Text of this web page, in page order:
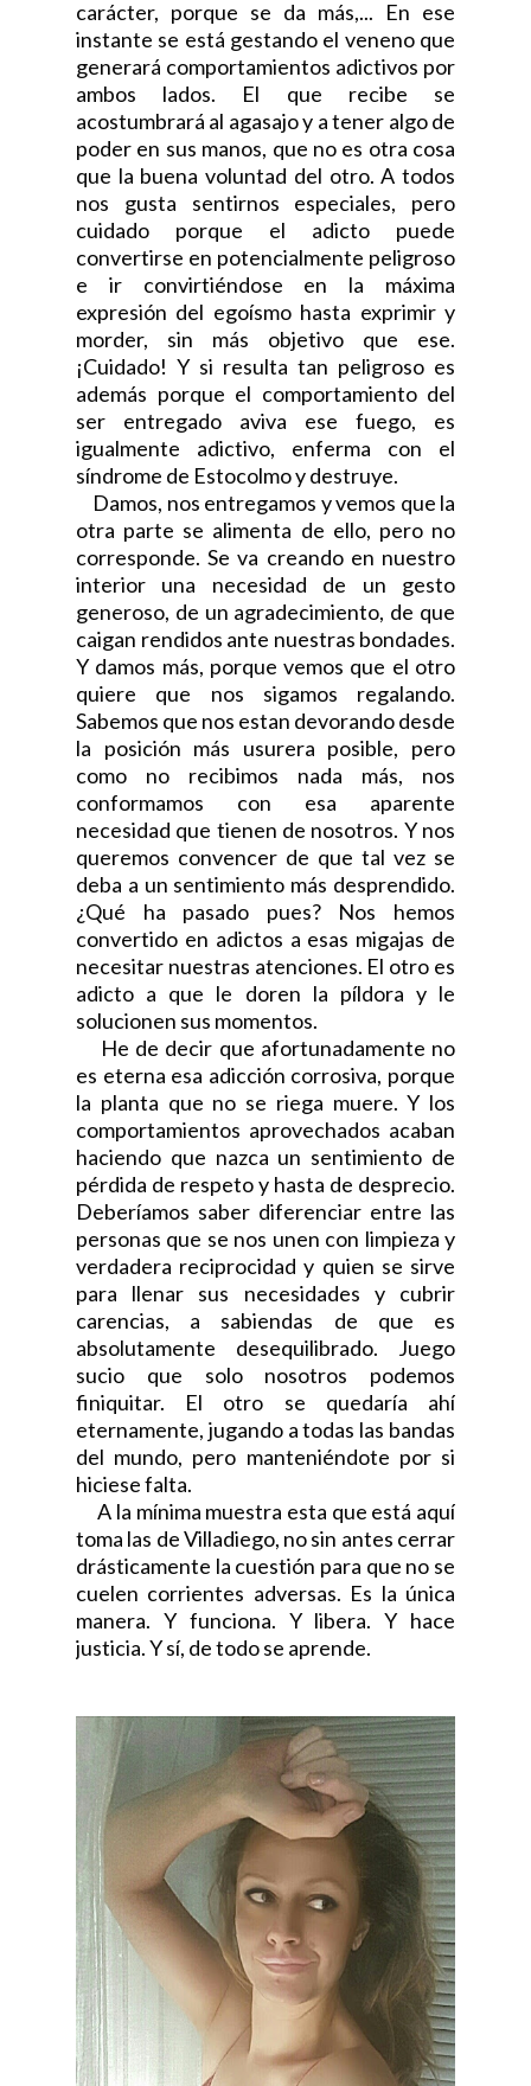
carácter, porque se da más,... En ese
instante se está gestando el veneno que
generará comportamientos adictivos por
ambos lados. El que recibe se
acostumbrará al agasajo y a tener algo de
poder en sus manos, que no es otra cosa
que la buena voluntad del otro. A todos
nos gusta sentirnos especiales, pero
cuidado porque el adicto puede
convertirse en potencialmente peligroso
e ir convirtiéndose en la máxima
expresión del egoísmo hasta exprimir y
morder, sin más objetivo que ese.
¡Cuidado! Y si resulta tan peligroso es
además porque el comportamiento del
ser entregado aviva ese fuego, es
igualmente adictivo, enferma con el
síndrome de Estocolmo y destruye.
Damos, nos entregamos y vemos que la
otra parte se alimenta de ello, pero no
corresponde. Se va creando en nuestro
interior una necesidad de un gesto
generoso, de un agradecimiento, de que
caigan rendidos ante nuestras bondades.
Y damos más, porque vemos que el otro
quiere que nos sigamos regalando.
Sabemos que nos estan devorando desde
la posición más usurera posible, pero
como no recibimos nada más, nos
conformamos con esa aparente
necesidad que tienen de nosotros. Y nos
queremos convencer de que tal vez se
deba a un sentimiento más desprendido.
¿Qué ha pasado pues? Nos hemos
convertido en adictos a esas migajas de
necesitar nuestras atenciones. El otro es
adicto a que le doren la píldora y le
solucionen sus momentos.
He de decir que afortunadamente no
es eterna esa adicción corrosiva, porque
la planta que no se riega muere. Y los
comportamientos aprovechados acaban
haciendo que nazca un sentimiento de
pérdida de respeto y hasta de desprecio.
Deberíamos saber diferenciar entre las
personas que se nos unen con limpieza y
verdadera reciprocidad y quien se sirve
para llenar sus necesidades y cubrir
carencias, a sabiendas de que es
absolutamente desequilibrado. Juego
sucio que solo nosotros podemos
finiquitar. El otro se quedaría ahí
eternamente, jugando a todas las bandas
del mundo, pero manteniéndote por si
hiciese falta.
A la mínima muestra esta que está aquí
toma las de Villadiego, no sin antes cerrar
drásticamente la cuestión para que no se
cuelen corrientes adversas. Es la única
manera. Y funciona. Y libera. Y hace
justicia. Y sí, de todo se aprende.